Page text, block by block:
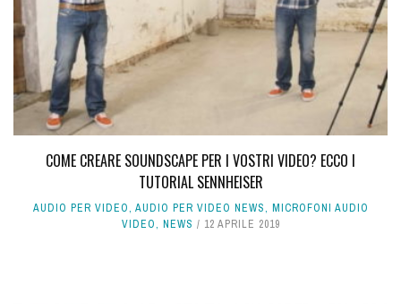
COME CREARE SOUNDSCAPE PER I VOSTRI VIDEO? ECCO I
TUTORIAL SENNHEISER
AUDIO PER VIDEO, AUDIO PER VIDEO NEWS, MICROFONI AUDIO
VIDEO, NEWS 12 APRILE 2019